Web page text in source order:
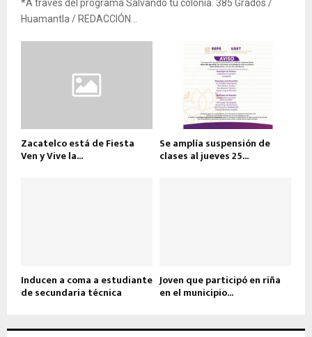
*A través del programa Salvando tu colonia. 385 Grados /
Huamantla / REDACCIÓN...
Zacatelco está de Fiesta
Ven y Vive la...
Se amplía suspensión de
clases al jueves 25...
Inducen a coma a estudiante
de secundaria técnica
Joven que participó en riña
en el municipio...